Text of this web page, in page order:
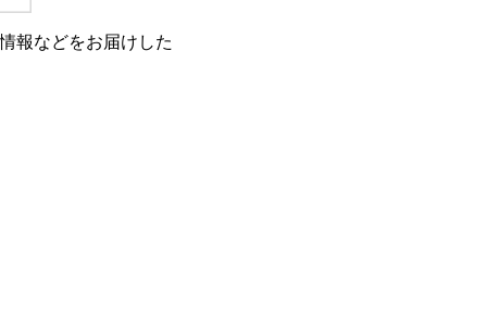
報などをお届けした